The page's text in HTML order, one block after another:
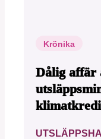
Krönika
Dålig affär